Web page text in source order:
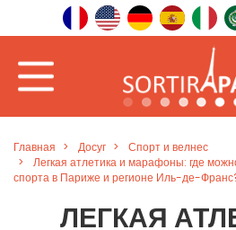
Главная Досуг
Спорт и велнес
Легкая атлетика и марафоны: где
спорта в Париже и регионе Иль-де-
ЛЕГКАЯ